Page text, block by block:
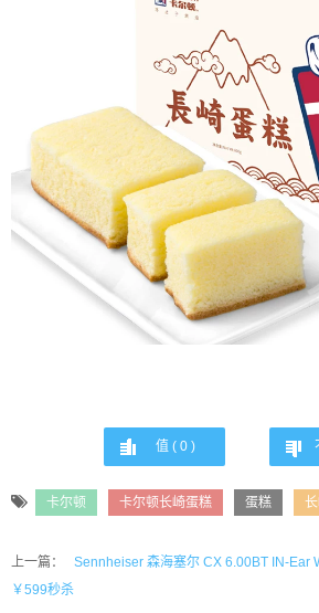
值 ( 0 )
卡尔顿 卡尔顿长崎蛋糕 蛋糕
上一篇：
Sennheiser 森海塞尔 CX 6.00BT IN-Ear
￥599秒杀